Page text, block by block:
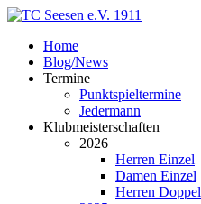
Home
Blog/News
Termine
Punktspieltermine
Jedermann
Klubmeisterschaften
2026
Herren Einzel
Damen Einzel
Herren Doppel